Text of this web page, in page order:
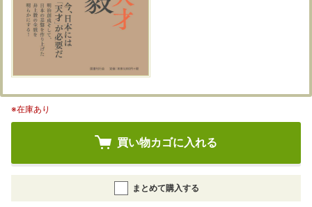
※在庫あり
買い物カゴに入れる
まとめて購入する